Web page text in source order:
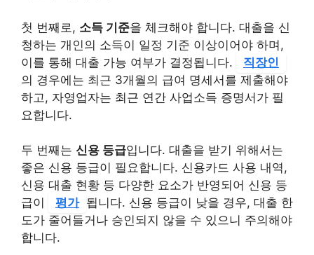
첫 번째로, 소득 기준을 체크해야 합니다. 대출을 신
청하는 개인의 소득이 일정 기준 이상이어야 하며,
이를 통해 대출 가능 여부가 결정됩니다.
직장인
의 경우에는 최근 3개월의 급여 명세서를 제출해야
하고, 자영업자는 최근 연간 사업소득 증명서가 필
요합니다.
두 번째는 신용 등급입니다. 대출을 받기 위해서는
좋은 신용 등급이 필요합니다. 신용카드 사용 내역,
신용 대출 현황 등 다양한 요소가 반영되어 신용 등
급이
평가 됩니다. 신용 등급이 낮을 경우, 대출 한
도가 줄어들거나 승인되지 않을 수 있으니 주의해야
합니다.